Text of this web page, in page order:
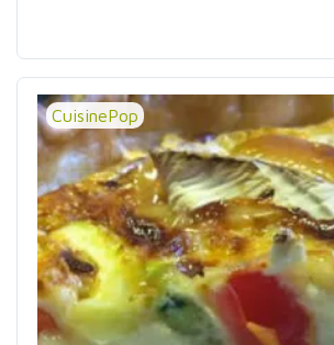
CuisinePop